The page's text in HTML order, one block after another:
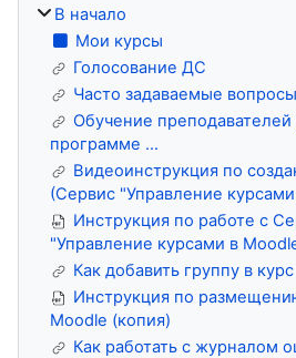
В начало
Мои курсы
Голосование ДС
Часто задаваемые вопросы
Обучение преподавателей
программе ...
Видеоинструкция по
(Сервис "Управление
Инструкция по работе с
"Управление курсами в
Как добавить группу в курс
Инструкция по
Moodle (копия)
Как работать с журналом